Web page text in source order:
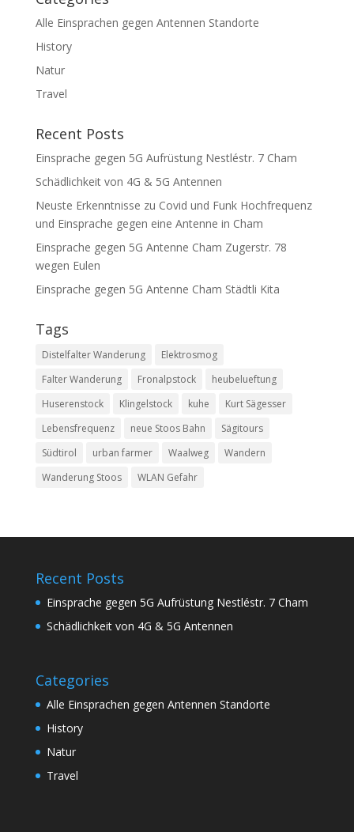
Alle Einsprachen gegen Antennen Standorte
History
Natur
Travel
Recent Posts
Einsprache gegen 5G Aufrüstung Nestléstr. 7 Cham
Schädlichkeit von 4G & 5G Antennen
Neuste Erkenntnisse zu Covid und Funk Hochfrequenz
und Einsprache gegen eine Antenne in Cham
Einsprache gegen 5G Antenne Cham Zugerstr. 78
wegen Eulen
Einsprache gegen 5G Antenne Cham Städtli Kita
Tags
Distelfalter Wanderung
Elektrosmog
Falter Wanderung
Fronalpstock
heubelueftung
Huserenstock
Klingelstock kuhe
Kurt Sägesser
Lebensfrequenz
neue Stoos Bahn
Sägitours
Südtirol
urban farmer Waalweg
Wandern
Wanderung Stoos
WLAN Gefahr
Recent Posts
Einsprache gegen 5G Aufrüstung Nestléstr. 7 Cham
Schädlichkeit von 4G & 5G Antennen
Categories
Alle Einsprachen gegen Antennen Standorte
History
Natur
Travel